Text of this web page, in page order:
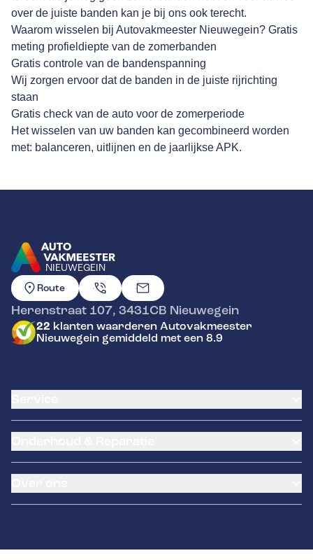
over de juiste banden kan je bij ons ook terecht.
Waarom wisselen bij Autovakmeester Nieuwegein? Gratis
meting profieldiepte van de zomerbanden
Gratis controle van de bandenspanning
Wij zorgen ervoor dat de banden in de juiste rijrichting
staan
Gratis check van de auto voor de zomerperiode
Het wisselen van uw banden kan gecombineerd worden
met: balanceren, uitlijnen en de jaarlijkse APK.
NIEUWEGEIN
GA NAAR DE HOMEPAGINA
Route
Herenstraat 107, 3431CB Nieuwegein
22 klanten waarderen Autovakmeester
Nieuwegein gemiddeld met een 8.9
Banden service
Pechhulp
Schade en reparatie